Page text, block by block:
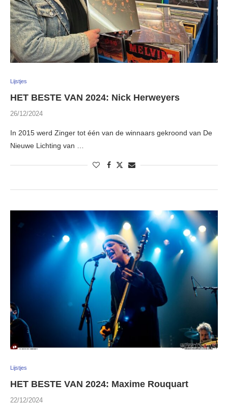
Lijstjes
HET BESTE VAN 2024: Nick Herweyers
26/12/2024
In 2015 werd Zinger tot één van de winnaars gekroond van De
Nieuwe Lichting van …
Lijstjes
HET BESTE VAN 2024: Maxime Rouquart
22/12/2024